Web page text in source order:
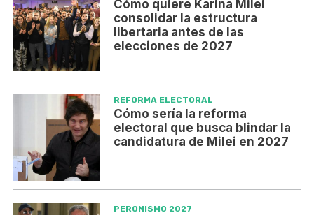
Cómo quiere Karina Milei
consolidar la estructura
libertaria antes de las
elecciones de 2027
REFORMA ELECTORAL
Cómo sería la reforma
electoral que busca blindar la
candidatura de Milei en 2027
PERONISMO 2027